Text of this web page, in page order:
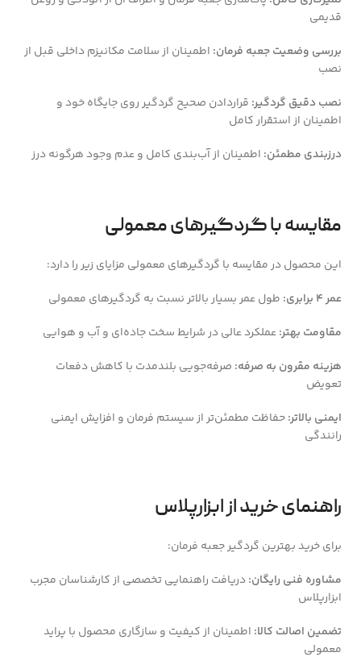
قدیمی
بررسی وضعیت جعبه فرمان: اطمینان از سلامت مکانیزم داخلی قبل از
نصب
نصب دقیق گردگیر: قراردادن صحیح گردگیر روی جایگاه خود و
اطمینان از استقرار کامل
درزبندی مطمئن: اطمینان از آب‌بندی کامل و عدم وجود هرگونه درز
مقایسه با گردگیرهای معمولی
این محصول در مقایسه با گردگیرهای معمولی مزایای زیر را دارد:
عمر 4 برابری:
طول عمر بسیار بالاتر نسبت به گردگیرهای معمولی
مقاومت بهتر:عملکرد عالی در شرایط سخت جاده‌ای و آب و هوایی
هزینه مقرون به صرفه: صرفه‌جویی بلندمدت با کاهش دفعات
تعویض
ایمنی بالاتر:حفاظت مطمئن‌تر از سیستم فرمان و افزایش ایمنی
رانندگی
راهنمای خرید از ابزارپلاس
برای خرید بهترین گردگیر جعبه فرمان:
مشاوره فنی رایگان:دریافت راهنمایی تخصصی از کارشناسان مجرب
ابزارپلاس
تضمین اصالت کالا: اطمینان از کیفیت و سازگاری محصول با پراید
معمولی